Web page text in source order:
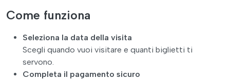
Come funziona
Seleziona la data della visita
Scegli quando vuoi visitare e quanti biglietti ti
servono.
Completa il pagamento sicuro